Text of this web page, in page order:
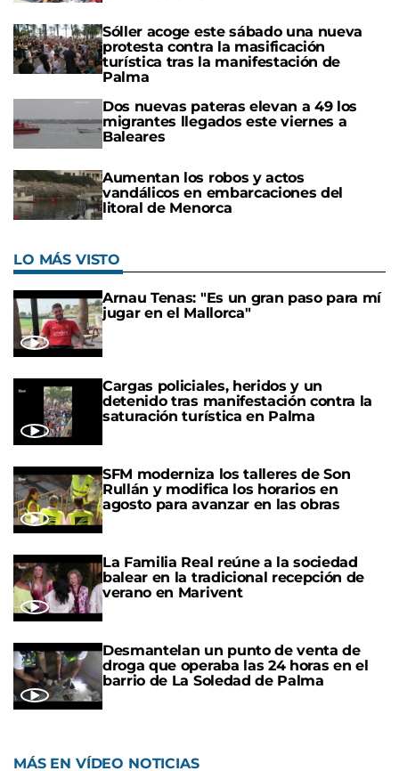
Sóller acoge este sábado una nueva
protesta contra la masificación
turística tras la manifestación de
Palma
Dos nuevas pateras elevan a 49 los
migrantes llegados este viernes a
Baleares
Aumentan los robos y actos
vandálicos en embarcaciones del
litoral de Menorca
LO MÁS VISTO
Arnau Tenas: "Es un gran paso para mí
jugar en el Mallorca"
Cargas policiales, heridos y un
detenido tras manifestación contra la
saturación turística en Palma
SFM moderniza los talleres de Son
Rullán y modifica los horarios en
agosto para avanzar en las obras
La Familia Real reúne a la sociedad
balear en la tradicional recepción de
verano en Marivent
Desmantelan un punto de venta de
droga que operaba las 24 horas en el
barrio de La Soledad de Palma
MÁS EN VÍDEO NOTICIAS